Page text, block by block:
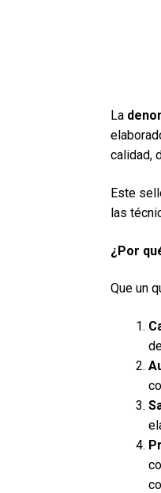
La
calidad,
Este
las
¿Por
Que un